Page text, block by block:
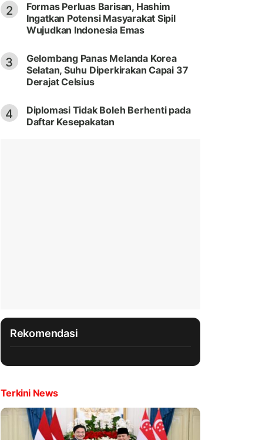
2
Formas Perluas Barisan, Hashim
Ingatkan Potensi Masyarakat Sipil
Wujudkan Indonesia Emas
3
Gelombang Panas Melanda Korea
Selatan, Suhu Diperkirakan Capai 37
Derajat Celsius
4
Diplomasi Tidak Boleh Berhenti pada
Daftar Kesepakatan
Rekomendasi
Terkini News